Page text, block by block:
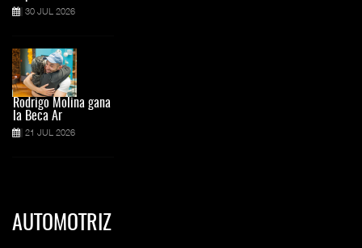
30 JUL 2026
Rodrigo Molina gana
la Beca Ar
21 JUL 2026
AUTOMOTRIZ